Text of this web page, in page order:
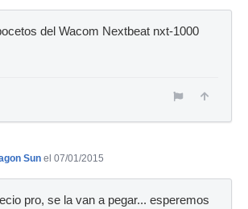
del Wacom Nextbeat nxt-1000
Sun el 07/01/2015
pro, se la van a pegar... esperemos